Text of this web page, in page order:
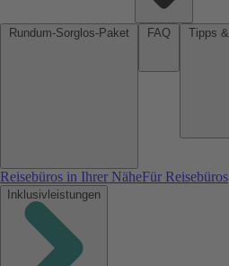
Reisebüros in Ihrer NäheFür Reisebüros
Inklusivleistungen